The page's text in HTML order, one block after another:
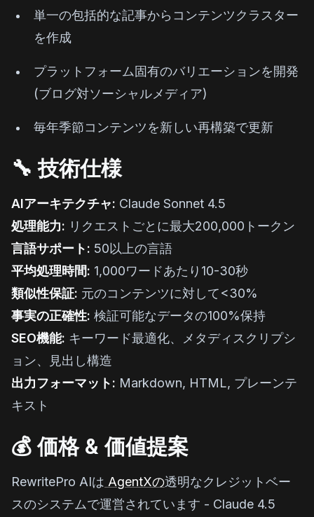
単一の包括的な記事からコンテンツクラスター
を作成
プラットフォーム固有のバリエーションを開発
(ブログ対ソーシャルメディア)
毎年季節コンテンツを新しい再構築で更新
🔧 技術仕様
AIアーキテクチャ: Claude Sonnet 4.5
処理能力: リクエストごとに最大200,000トークン
言語サポート: 50以上の言語
平均処理時間: 1,000ワードあたり10-30秒
類似性保証: 元のコンテンツに対して<30%
事実の正確性: 検証可能なデータの100%保持
SEO機能: キーワード最適化、メタディスクリプシ
ョン、見出し構造
出力フォーマット: Markdown, HTML, プレーンテ
キスト
💰 価格 & 価値提案
RewritePro AIは AgentXの透明なクレジットベー
スのシステムで運営されています - Claude 4.5